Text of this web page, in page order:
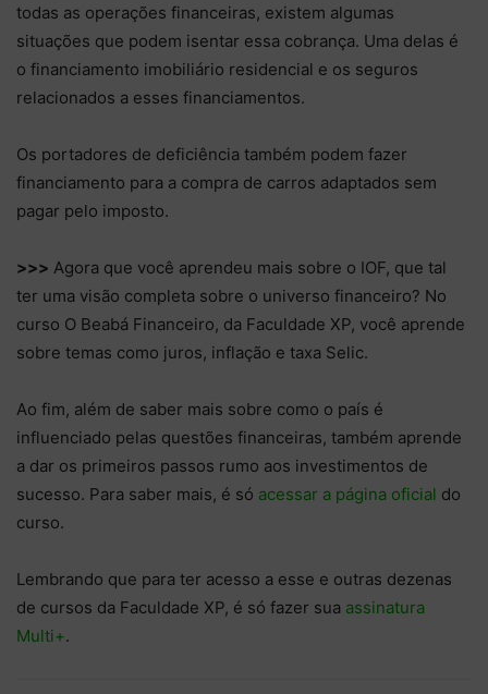
todas as operações financeiras, existem algumas
situações que podem isentar essa cobrança. Uma delas é
o financiamento imobiliário residencial e os seguros
relacionados a esses financiamentos.
Os portadores de deficiência também podem fazer
financiamento para a compra de carros adaptados sem
pagar pelo imposto.
>>> Agora que você aprendeu mais sobre o IOF, que tal
ter uma visão completa sobre o universo financeiro? No
curso O Beabá Financeiro, da Faculdade XP, você aprende
sobre temas como juros, inflação e taxa Selic.
Ao fim, além de saber mais sobre como o país é
influenciado pelas questões financeiras, também aprende
a dar os primeiros passos rumo aos investimentos de
sucesso. Para saber mais, é só acessar a página oficial do
curso.
Lembrando que para ter acesso a esse e outras dezenas
de cursos da Faculdade XP, é só fazer sua assinatura
Multi+.